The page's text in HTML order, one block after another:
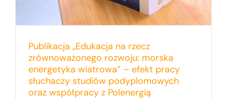
Publikacja „Edukacja na rzecz
zrównoważonego rozwoju: morska
energetyka wiatrowa” – efekt pracy
słuchaczy studiów podyplomowych
oraz współpracy z Polenergią